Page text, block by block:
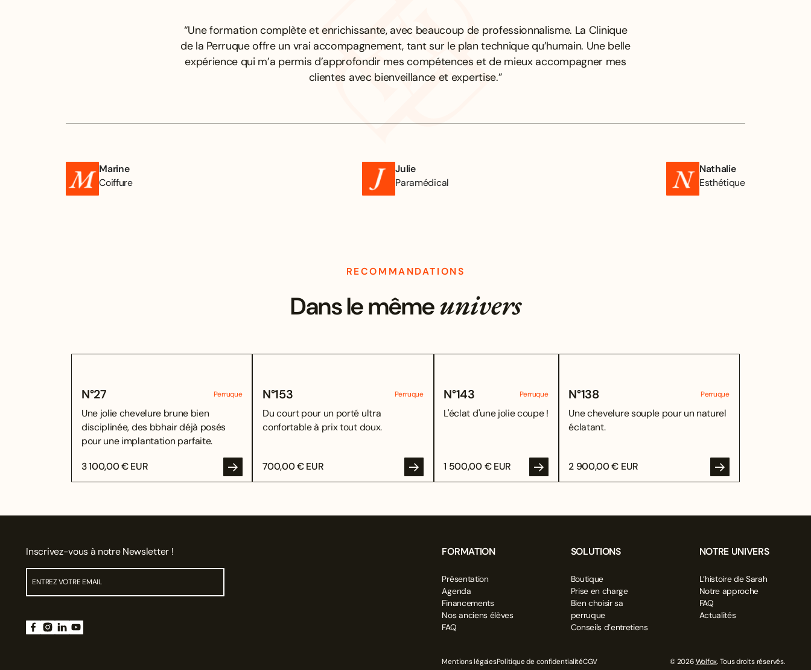
Marine
Coiffure
Julie
Paramédical
Nathalie
Esthétique
“Une formation complète et enrichissante, avec beaucoup de professionnalisme. La Clinique
de la Perruque offre un vrai accompagnement, tant sur le plan technique qu’humain. Une belle
expérience qui m’a permis d’approfondir mes compétences et de mieux accompagner mes
clientes avec bienveillance et expertise.”
RECOMMANDATIONS
Dans le mêmeunivers
N°27 Perruque
Une jolie chevelure brune bien
disciplinée, des bbhair déjà posés
pour une implantation parfaite.
3 100,00 € EUR
N°153 Perruque
Du court pour un porté ultra
confortable à prix tout doux.
700,00 € EUR
N°143 Perruque
L'éclat d'une jolie coupe !
1 500,00 € EUR
N°138 Perruque
Une chevelure souple pour un naturel
éclatant.
2 900,00 € EUR
Inscrivez-vous à notre Newsletter ! FORMATION
Présentation
Agenda
Financements
Nos anciens élèves
FAQ
SOLUTIONS
Boutique
Prise en charge
Bien choisir sa
perruque
Conseils d’entretiens
NOTRE UNIVERS
L’histoire de Sarah
Notre approche
FAQ
Actualités
Mentions légalesPolitique de confidentialitéCGV © 2026Wolfox. Tous droits réservés.